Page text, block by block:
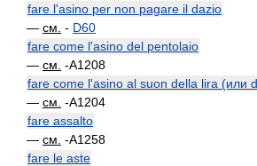
fare l'asino per non pagare il dazio
— см. - D60
fare come l'asino del pentolaio
— см. -A1208
fare come l'asino al suon della lira (или
— см. -A1204
fare assalto
— см. -A1258
fare le aste